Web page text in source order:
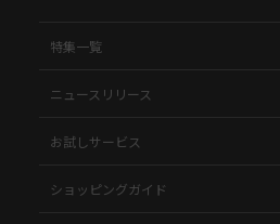
特集一覧
ニュースリリース
お試しサービス
ショッピングガイド